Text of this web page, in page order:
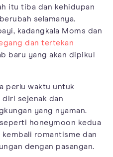
itu tiba dan kehidupan
selamanya.
kadangkala Moms dan
dan tertekan
baru yang akan dipikul
perlu waktu untuk
diri sejenak dan
yang nyaman.
honeymoon kedua
romantisme dan
dengan pasangan.